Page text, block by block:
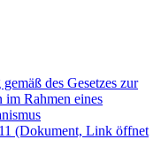
des Gesetzes zur
im Rahmen eines
(Dokument, Link öffnet